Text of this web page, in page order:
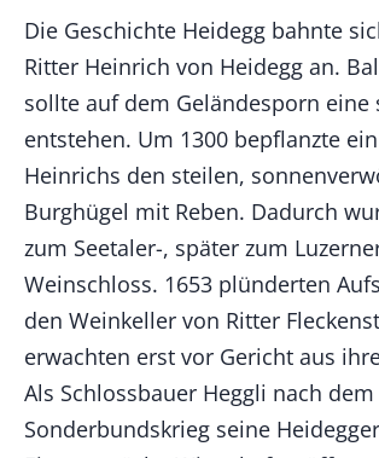
Die Geschichte Heidegg bahnte
Ritter Heinrich von Heidegg an.
sollte auf dem Geländesporn eine
entstehen. Um 1300 bepflanzte
Heinrichs den steilen,
Burghügel mit Reben. Dadurch
zum Seetaler-, später zum
Weinschloss. 1653 plünderten
den Weinkeller von Ritter
erwachten erst vor Gericht aus
Als Schlossbauer Heggli nach dem
Sonderbundskrieg seine Heidegger